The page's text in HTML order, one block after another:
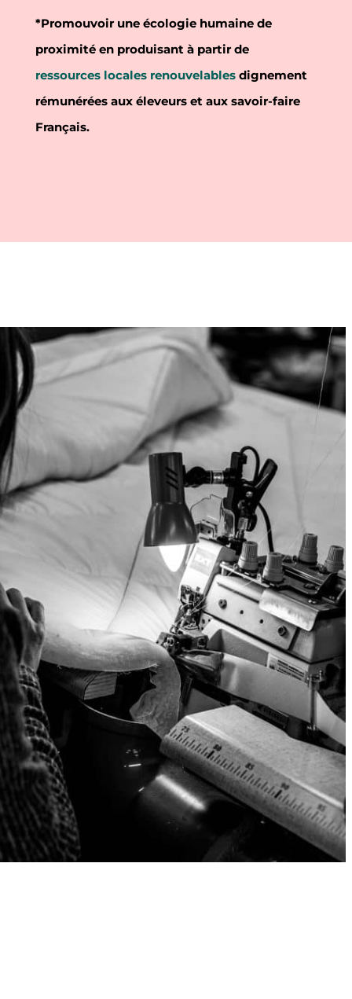
*Promouvoir une écologie humaine de
proximité en produisant à partir de
ressources locales renouvelablesdignement
rémunérées aux éleveurs et aux savoir-faire
Français.